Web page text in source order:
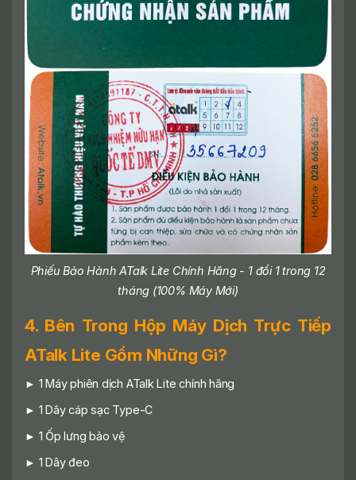
Phiếu Bảo Hành ATalk Lite Chính Hãng - 1 đổi 1 trong 12
tháng (100% Máy Mới)
4. Bên Trong Hộp Máy Dịch Trực Tiếp
ATalk Lite Gồm Những Gì?
► 1 Máy phiên dịch ATalk Lite chính hãng
► 1 Dây cáp sạc Type-C
► 1 Ốp lưng bảo vệ
► 1 Dây đeo